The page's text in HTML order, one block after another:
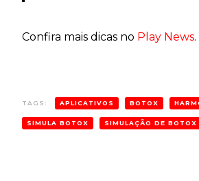
Confira mais dicas no Play News.
TAGS: APLICATIVOS BOTOX
SIMULA BOTOX SIMULAÇÃO DE BOTOX